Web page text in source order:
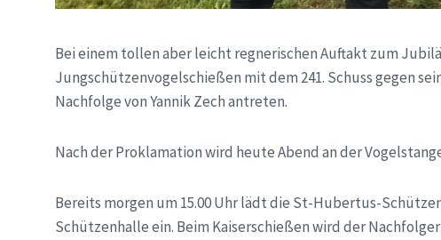
Bei einem tollen aber leicht regnerischen Auftakt zum
Jungschützenvogelschießen mit dem 241. Schuss gegen
Nachfolge von Yannik Zech antreten.
Nach der Proklamation wird heute Abend an der
Bereits morgen um 15.00 Uhr lädt die St-Hubertus-
Schützenhalle ein. Beim Kaiserschießen wird der